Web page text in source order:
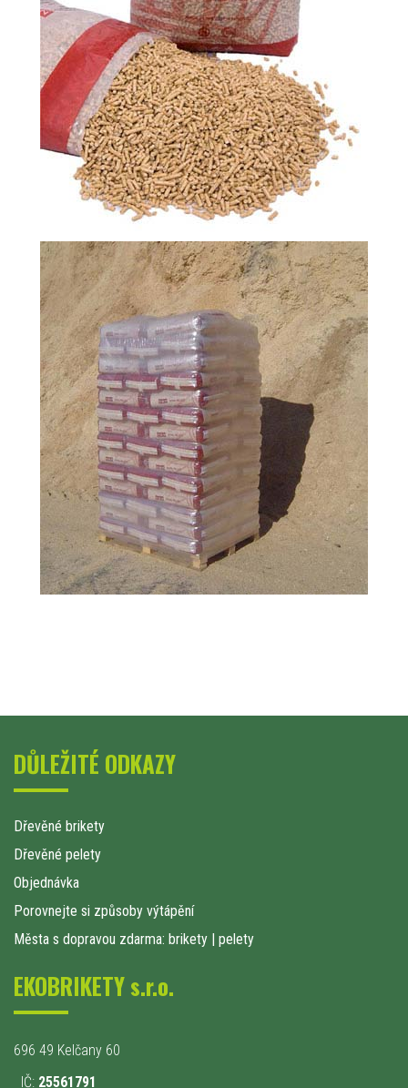
DŮLEŽITÉ ODKAZY
Dřevěné brikety
Dřevěné pelety
Objednávka
Porovnejte si způsoby výtápění
Města s dopravou zdarma: brikety | pelety
EKOBRIKETY s.r.o.
696 49 Kelčany 60
IČ: 25561791